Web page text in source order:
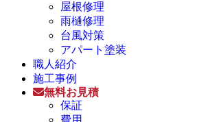
屋根修理
雨樋修理
台風対策
アパート塗装
職人紹介
施工事例
無料お見積
保証
費用